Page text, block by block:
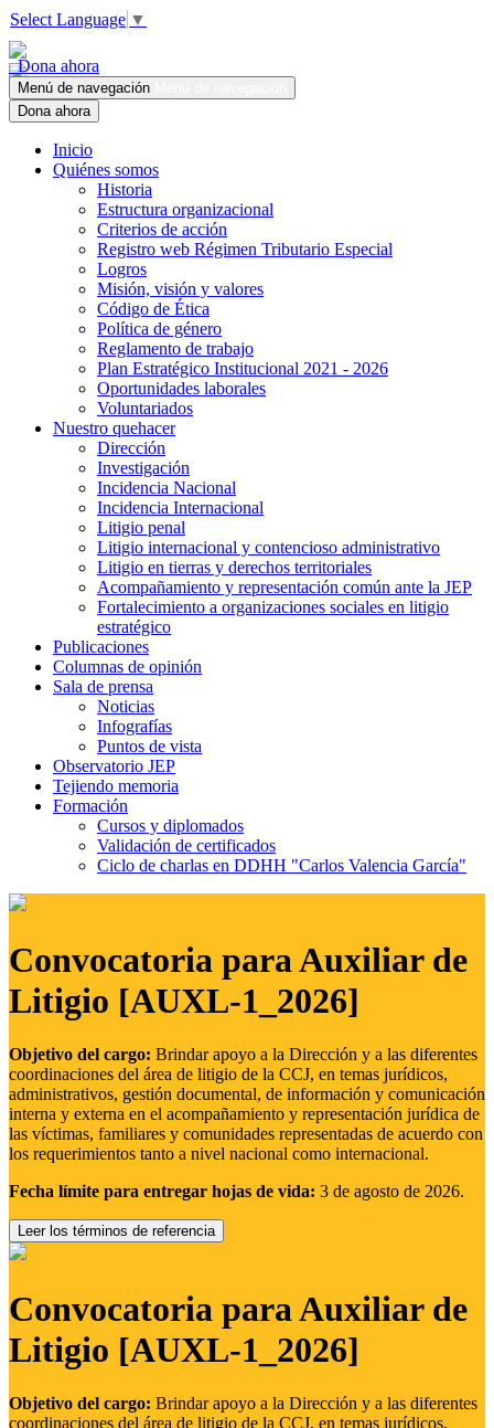
Select Language ▼
Dona ahora
Menú de navegación
Dona ahora
Inicio
Quiénes somos
Historia
Estructura organizacional
Criterios de acción
Registro web Régimen Tributario Especial
Logros
Misión, visión y valores
Código de Ética
Política de género
Reglamento de trabajo
Plan Estratégico Institucional 2021 - 2026
Oportunidades laborales
Voluntariados
Nuestro quehacer
Dirección
Investigación
Incidencia Nacional
Incidencia Internacional
Litigio penal
Litigio internacional y contencioso administrativo
Litigio en tierras y derechos territoriales
Acompañamiento y representación común ante la JEP
Fortalecimiento a organizaciones sociales en litigio
estratégico
Publicaciones
Columnas de opinión
Sala de prensa
Noticias
Infografías
Puntos de vista
Observatorio JEP
Tejiendo memoria
Formación
Cursos y diplomados
Validación de certificados
Ciclo de charlas en DDHH "Carlos Valencia García"
Convocatoria para Auxiliar de
Litigio [AUXL-1_2026]
Objetivo del cargo: Brindar apoyo a la Dirección y a las diferentes
coordinaciones del área de litigio de la CCJ, en temas jurídicos,
administrativos, gestión documental, de información y comunicación
interna y externa en el acompañamiento y representación jurídica de
las víctimas, familiares y comunidades representadas de acuerdo con
los requerimientos tanto a nivel nacional como internacional.
Fecha límite para entregar hojas de vida: 3 de agosto de 2026.
Leer los términos de referencia
Convocatoria para Auxiliar de
Litigio [AUXL-1_2026]
Objetivo del cargo: Brindar apoyo a la Dirección y a las diferentes
coordinaciones del área de litigio de la CCJ, en temas jurídicos,